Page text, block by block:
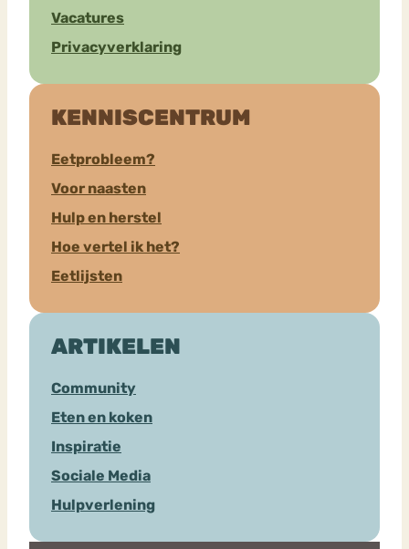
Vacatures
Privacyverklaring
KENNISCENTRUM
Eetprobleem?
Voor naasten
Hulp en herstel
Hoe vertel ik het?
Eetlijsten
ARTIKELEN
Community
Eten en koken
Inspiratie
Sociale Media
Hulpverlening